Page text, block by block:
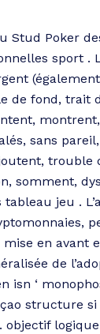
Poker
sport .
de fond, trait
sans
trouble
somment,
jeu .
en avant
de
‘
structure
objectif